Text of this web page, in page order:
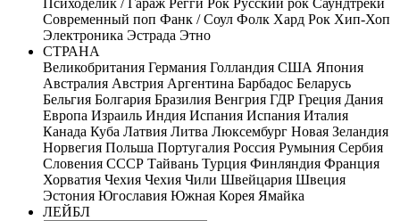
Психоделик / Гараж Регги Рок Русский рок Саундтреки
Современный поп Фанк / Соул Фолк Хард Рок Хип-Хоп
Электроника Эстрада Этно
СТРАНА
Великобритания Германия Голландия США Япония
Австралия Австрия Аргентина Барбадос Беларусь
Бельгия Болгария Бразилия Венгрия ГДР Греция Дания
Европа Израиль Индия Испания Испания Италия
Канада Куба Латвия Литва Люксембург Новая Зеландия
Норвегия Польша Португалия Россия Румыния Сербия
Словения СССР Тайвань Турция Финляндия Франция
Хорватия Чехия Чехия Чили Швейцария Швеция
Эстония Югославия Южная Корея Ямайка
ЛЕЙБЛ